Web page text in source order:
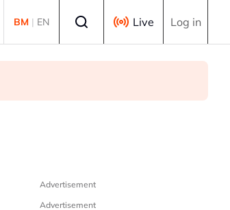
BM | EN Live Log in
Advertisement
Advertisement